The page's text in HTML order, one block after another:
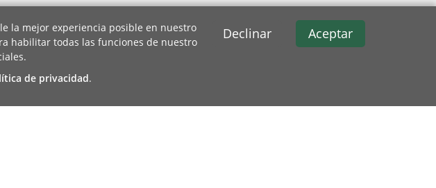
Declinar Aceptar
la mejor experiencia posible en nuestro
habilitar todas las funciones de nuestro
de privacidad.